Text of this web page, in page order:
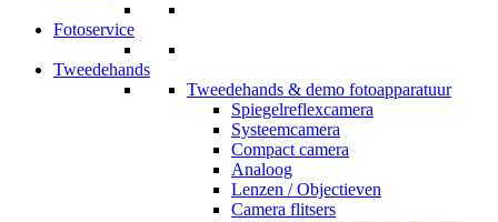
Fotoservice
Tweedehands
Tweedehands & demo fotoapparatuur
Spiegelreflexcamera
Systeemcamera
Compact camera
Analoog
Lenzen / Objectieven
Camera flitsers